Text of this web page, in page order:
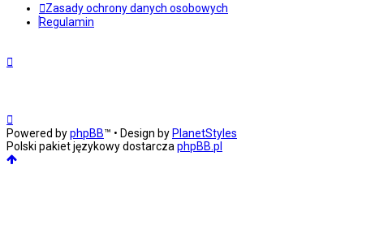
Zasady ochrony danych osobowych
Regulamin
Powered byphpBB™ • Design byPlanetStyles
Polski pakiet językowy dostarcza phpBB.pl